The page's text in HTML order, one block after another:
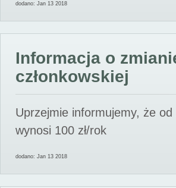
dodano: Jan 13 2018
Informacja o
członkowskiej
Uprzejmie informujemy, że od
wynosi 100 zł/rok
dodano: Jan 13 2018